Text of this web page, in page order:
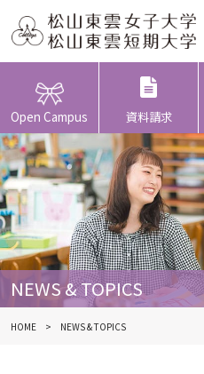
Open Campus 資料請求
NEWS & TOPICS
HOME NEWS & TOPICS